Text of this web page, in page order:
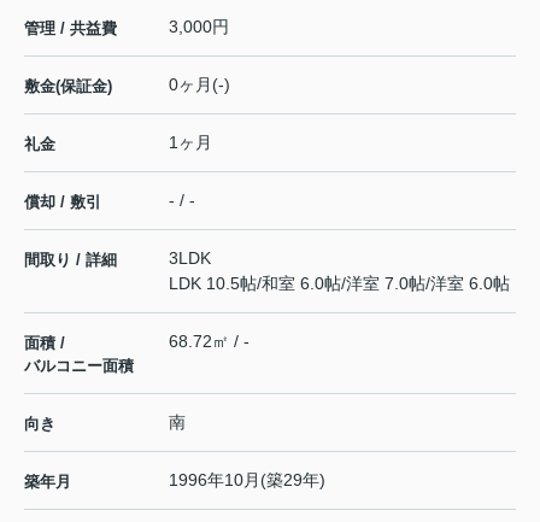
管理 / 共益費 3,000円
敷金(保証金) 0ヶ月(-)
礼金 1ヶ月
償却 / 敷引 - / -
間取り / 詳細
3LDK
LDK 10.5帖/和室 6.0帖/洋室 7.0帖/洋室 6.0帖
面積 /
バルコニー面積
68.72㎡ / -
向き 南
築年月 1996年10月(築29年)